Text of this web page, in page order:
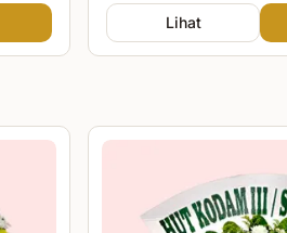
Lihat